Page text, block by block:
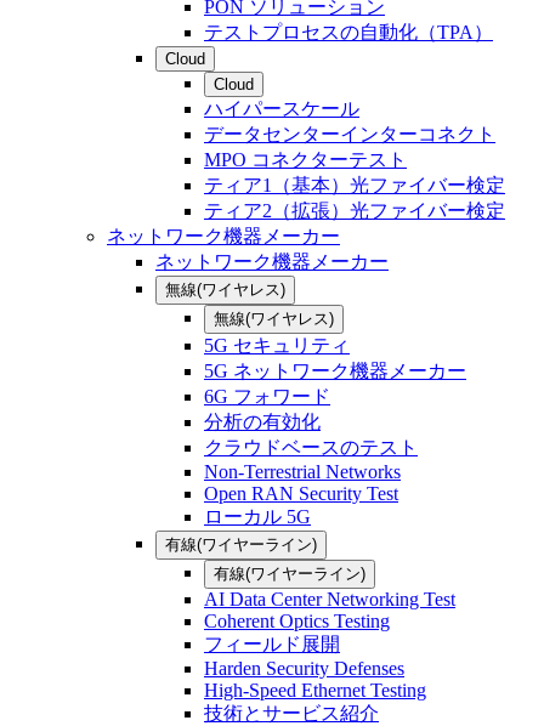
PON ソリューション
テストプロセスの自動化（TPA）
Cloud
Cloud
ハイパースケール
データセンターインターコネクト
MPO コネクターテスト
ティア1（基本）光ファイバー検定
ティア2（拡張）光ファイバー検定
ネットワーク機器メーカー
ネットワーク機器メーカー
無線(ワイヤレス)
無線(ワイヤレス)
5G セキュリティ
5G ネットワーク機器メーカー
6G フォワード
分析の有効化
クラウドベースのテスト
Non-Terrestrial Networks
Open RAN Security Test
ローカル 5G
有線(ワイヤーライン)
有線(ワイヤーライン)
AI Data Center Networking Test
Coherent Optics Testing
フィールド展開
Harden Security Defenses
High-Speed Ethernet Testing
技術とサービス紹介